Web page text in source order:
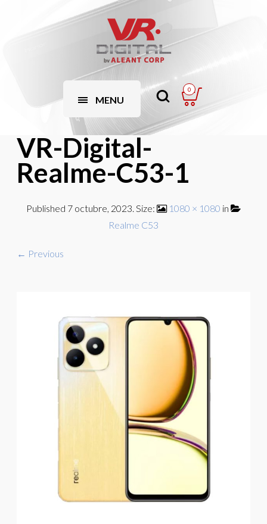
MENU
0
VR-Digital-
Realme-C53-1
Published 7 octubre, 2023. Size: 1080 × 1080 in
Realme C53
← Previous